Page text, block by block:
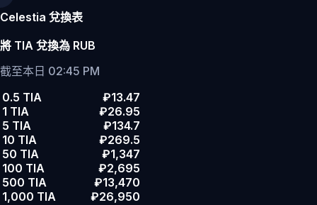
Celestia 兌換表
將 TIA 兌換為 RUB
截至本日 02:45 PM
0.5 TIA
₽13.47
1 TIA
₽26.95
5 TIA
₽134.7
10 TIA
₽269.5
50 TIA
₽1,347
100 TIA
₽2,695
500 TIA
₽13,470
1,000 TIA
₽26,950